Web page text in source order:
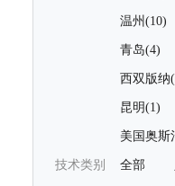
温州(10)
青岛(4)
西双版纳
昆明(1)
美国奥斯
技术类别 全部